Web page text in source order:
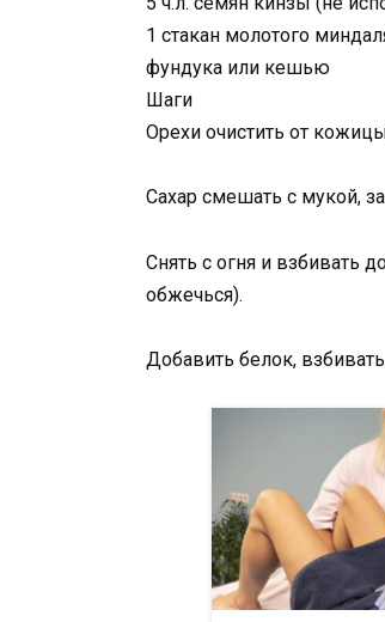
1 стакан молотого
фундука или кешью
Шаги
Орехи очистить от
Сахар смешать с мукой,
Снять с огня и взбивать
обжечься).
Добавить белок,